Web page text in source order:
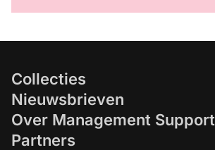
Collecties
Nieuwsbrieven
Over Management Support
Partners